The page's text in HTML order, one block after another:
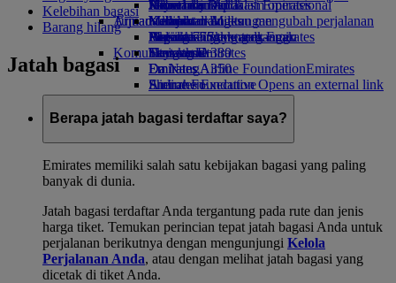
Minuman
Armada kami
Boeing 777
Emirates A380
Emirates A350
Emirates Executive
Denah kursi
Hiburan anak
Mainan anak
Aktivitas untuk anak-anak
Keberlanjutan dalam operasional
Kebijakan lingkungan
Laporan lingkungan
Komunitas kami
Emirates Airline FoundationEmirates
Airline Foundation Opens an external link
in a new tab
Sponsor
Jakarta ke Dubai
Tujuan terbaru
Helsinki
Hangzhou
Da Nang
Shenzhen
Siem Reap
Skywards Rail
Kalkulator Miles
Masuk ke Skywards Emirates
Skywards+
Ponsel dan Aplikasi Emirates
Membatalkan atau mengubah perjalanan
Perjalanan yang terganggu
Tentang Emirates
Kelebihan bagasi
Barang hilang
Jatah bagasi
Berapa jatah bagasi terdaftar saya?
Emirates memiliki salah satu kebijakan bagasi yang paling
banyak di dunia.
Jatah bagasi terdaftar Anda tergantung pada rute dan jenis
harga tiket. Temukan perincian tepat jatah bagasi Anda untuk
perjalanan berikutnya dengan mengunjungi Kelola
Perjalanan Anda, atau dengan melihat jatah bagasi yang
dicetak di tiket Anda.